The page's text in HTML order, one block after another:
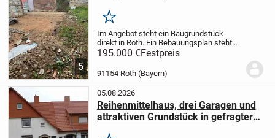
5
Merken
Im Angebot steht ein Baugrundstück
direkt in Roth. Ein Bebauungsplan steht
bereits, kann aber noch geändert werden.
Wohnhaus mit 3 Ebenen und einer
Garage.Näheres unter
mail(a)erdemir.cc
Tel...
195.000 €Festpreis
91154 Roth (Bayern)
05.08.2026
Reihenmittelhaus, drei Garagen und
attraktiven Grundstück in gefragter